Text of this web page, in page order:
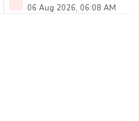
06 Aug 2026, 06:08 AM